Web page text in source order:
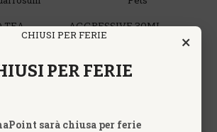
TEA
AGGRESSIVE 30ML
UNIVERSE PETS
FLOWERS
×
PER FERIE
sarà chiusa per ferie